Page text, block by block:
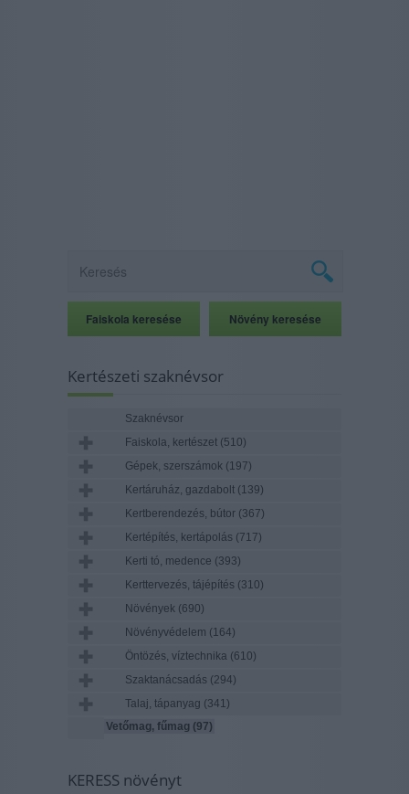
Kertészeti szaknévsor
Szaknévsor
Faiskola, kertészet (510)
Gépek, szerszámok (197)
Kertáruház, gazdabolt (139)
Kertberendezés, bútor (367)
Kertépítés, kertápolás (717)
Kerti tó, medence (393)
Kerttervezés, tájépítés (310)
Növények (690)
Növényvédelem (164)
Öntözés, víztechnika (610)
Szaktanácsadás (294)
Talaj, tápanyag (341)
Vetőmag, fűmag (97)
KERESS növényt